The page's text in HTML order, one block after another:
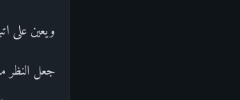
ويعين على
جعل النظر